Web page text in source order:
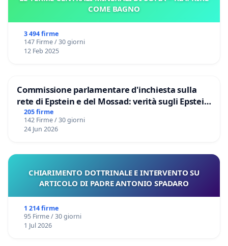
COME BAGNO
3 494 firme
147 Firme / 30 giorni
12 Feb 2025
Commissione parlamentare d'inchiesta sulla
rete di Epstein e del Mossad: verità sugli Epstein
Files
205 firme
142 Firme / 30 giorni
24 Jun 2026
CHIARIMENTO DOTTRINALE E INTERVENTO SU
ARTICOLO DI PADRE ANTONIO SPADARO
1 214 firme
95 Firme / 30 giorni
1 Jul 2026